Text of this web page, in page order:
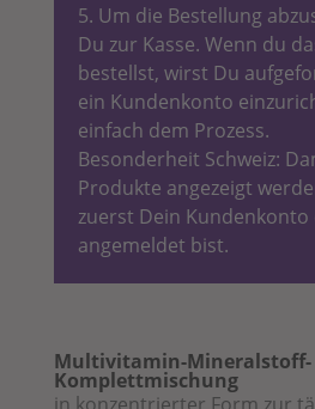
5. Um die Bestellung
Du zur Kasse. Wenn du
bestellst, wirst Du
ein Kundenkonto
einfach dem Prozess.
Besonderheit Schweiz:
Produkte angezeigt
zuerst Dein Kundenkonto
angemeldet bist.
Multivitamin-Mineralstoff-
Komplettmischung
in konzentrierter Form zur